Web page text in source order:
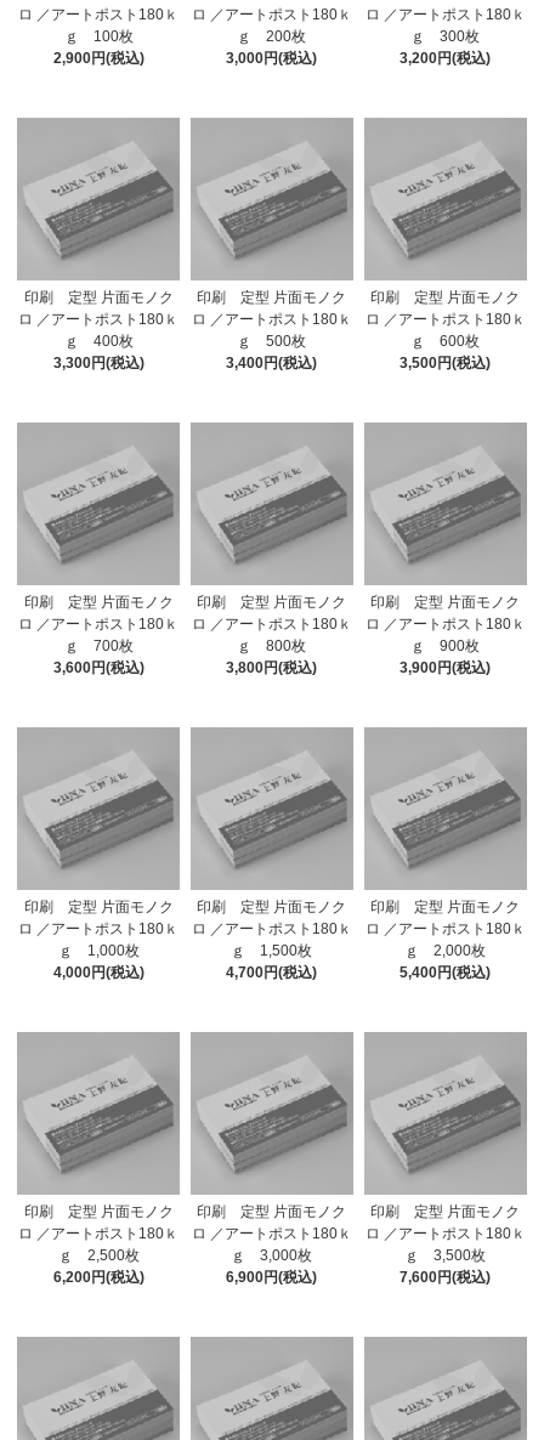
ロ ／アートポスト180ｋ
ｇ 100枚
2,900円(税込)
ロ ／アートポスト180ｋ
ｇ 200枚
3,000円(税込)
ロ ／アートポスト180ｋ
ｇ 300枚
3,200円(税込)
印刷 定型 片面モノク
ロ ／アートポスト180ｋ
ｇ 400枚
3,300円(税込)
印刷 定型 片面モノク
ロ ／アートポスト180ｋ
ｇ 500枚
3,400円(税込)
印刷 定型 片面モノク
ロ ／アートポスト180ｋ
ｇ 600枚
3,500円(税込)
印刷 定型 片面モノク
ロ ／アートポスト180ｋ
ｇ 700枚
3,600円(税込)
印刷 定型 片面モノク
ロ ／アートポスト180ｋ
ｇ 800枚
3,800円(税込)
印刷 定型 片面モノク
ロ ／アートポスト180ｋ
ｇ 900枚
3,900円(税込)
印刷 定型 片面モノク
ロ ／アートポスト180ｋ
ｇ 1,000枚
4,000円(税込)
印刷 定型 片面モノク
ロ ／アートポスト180ｋ
ｇ 1,500枚
4,700円(税込)
印刷 定型 片面モノク
ロ ／アートポスト180ｋ
ｇ 2,000枚
5,400円(税込)
印刷 定型 片面モノク
ロ ／アートポスト180ｋ
ｇ 2,500枚
6,200円(税込)
印刷 定型 片面モノク
ロ ／アートポスト180ｋ
ｇ 3,000枚
6,900円(税込)
印刷 定型 片面モノク
ロ ／アートポスト180ｋ
ｇ 3,500枚
7,600円(税込)